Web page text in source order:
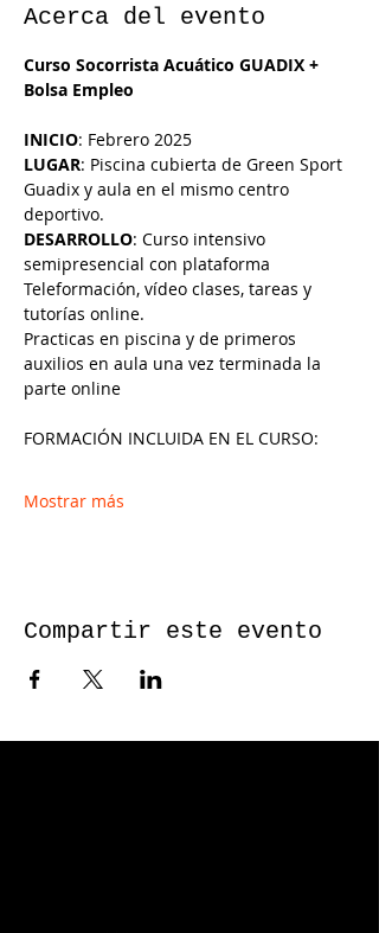
Acerca del evento
Curso Socorrista Acuático GUADIX +
Bolsa Empleo
INICIO: Febrero 2025
LUGAR: Piscina cubierta de Green Sport
Guadix y aula en el mismo centro
deportivo.
DESARROLLO: Curso intensivo
semipresencial con plataforma
Teleformación, vídeo clases, tareas y
tutorías online.
Practicas en piscina y de primeros
auxilios en aula una vez terminada la
parte online
FORMACIÓN INCLUIDA EN EL CURSO:
Mostrar más
Compartir este evento